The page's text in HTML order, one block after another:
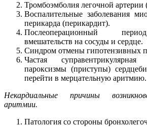
Тромбоэмболия легочной артерии
Воспалительные заболевания
перикарда (перикардит).
Послеоперационный
вмешательств на сосуды и сердце.
Синдром отмены гипотензивных
Частая
пароксизмы (приступы)
перейти в мерцательную аритмию.
Некардиальные причины
аритмии.
Патология со стороны